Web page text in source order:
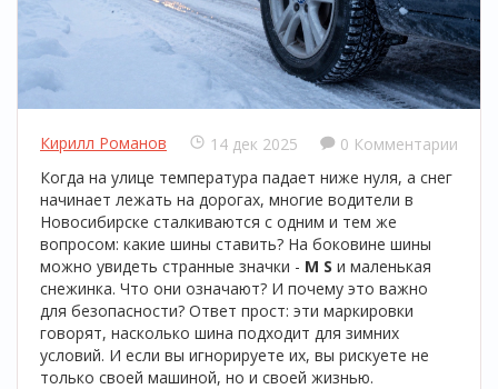
Кирилл Романов 14 дек 2025
0 Комментарии
Когда на улице температура падает ниже нуля, а снег
начинает лежать на дорогах, многие водители в
Новосибирске сталкиваются с одним и тем же
вопросом: какие шины ставить? На боковине шины
можно увидеть странные значки - M S и маленькая
снежинка. Что они означают? И почему это важно
для безопасности? Ответ прост: эти маркировки
говорят, насколько шина подходит для зимних
условий. И если вы игнорируете их, вы рискуете не
только своей машиной, но и своей жизнью.